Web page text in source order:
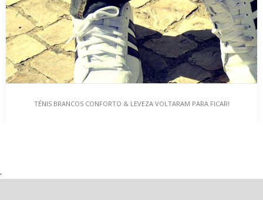
TÉNIS BRANCOS CONFORTO & LEVEZA VOLTARAM PARA FICAR!
.